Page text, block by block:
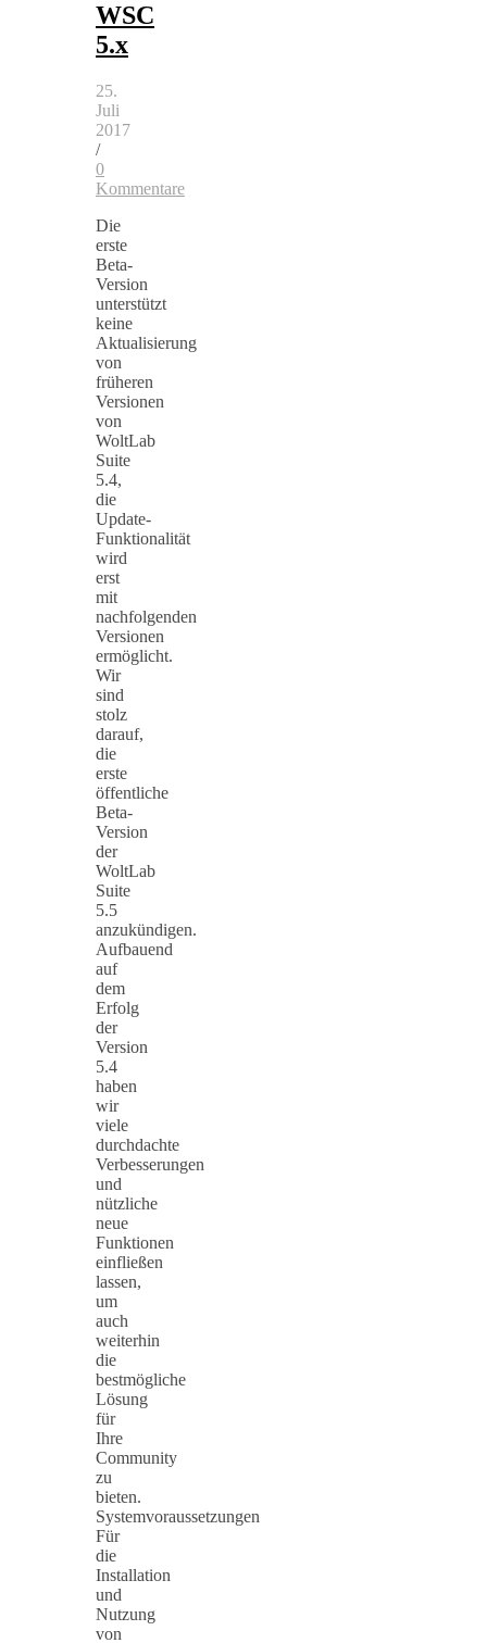
WSC
5.x
25.
Juli
2017
/
0
Kommentare
Die
erste
Beta-
Version
unterstützt
keine
Aktualisierung
von
früheren
Versionen
von
WoltLab
Suite
5.4,
die
Update-
Funktionalität
wird
erst
mit
nachfolgenden
Versionen
ermöglicht.
Wir
sind
stolz
darauf,
die
erste
öffentliche
Beta-
Version
der
WoltLab
Suite
5.5
anzukündigen.
Aufbauend
auf
dem
Erfolg
der
Version
5.4
haben
wir
viele
durchdachte
Verbesserungen
und
nützliche
neue
Funktionen
einfließen
lassen,
um
auch
weiterhin
die
bestmögliche
Lösung
für
Ihre
Community
zu
bieten.
Systemvoraussetzungen
Für
die
Installation
und
Nutzung
von